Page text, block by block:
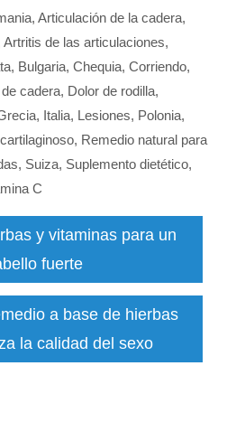
, Articulación de la cadera,
Artritis de las articulaciones,
, Bulgaria, Chequia, Corriendo,
cadera, Dolor de rodilla,
, Italia, Lesiones, Polonia,
, Remedio natural para
, Suiza, Suplemento dietético,
C
y vitaminas para un
fuerte
a base de hierbas
la calidad del sexo